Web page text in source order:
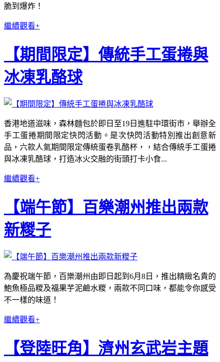
脆到爆炸！
繼續觀看+
【期間限定】傳統⼿⼯蛋捲與
冰凍乳酪球
香港地道滋味，森林麵包於即⽇⾄19⽇進駐中環街市，舉辦全
⼿⼯蛋捲期間限定快閃活動。是次快閃活動特別推出創意新
品，六款⼈氣期間限定傳統蛋卷乳酪杯，，結合傳統⼿⼯蛋捲
與冰凍乳酪球，打造冰火交融的街頭打卡⼩食...
繼續觀看+
【端午節】百樂潮州推出兩款
新糉子
為慶祝端午節，百樂潮州由即日起到6月8日，推出精緻名貴的
鮑魚極品糉及福果芋泥鹼水糉，兩款不同口味，都能令你感受
不一樣的味道！
繼續觀看+
【登陸旺角】濟州玄武岩主題